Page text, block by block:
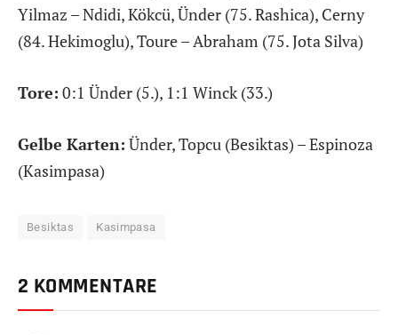
Yilmaz – Ndidi, Kökcü, Ünder (75. Rashica), Cerny
(84. Hekimoglu), Toure – Abraham (75. Jota Silva)
Tore: 0:1 Ünder (5.), 1:1 Winck (33.)
Gelbe Karten: Ünder, Topcu (Besiktas) – Espinoza
(Kasimpasa)
Besiktas Kasimpasa
2 KOMMENTARE